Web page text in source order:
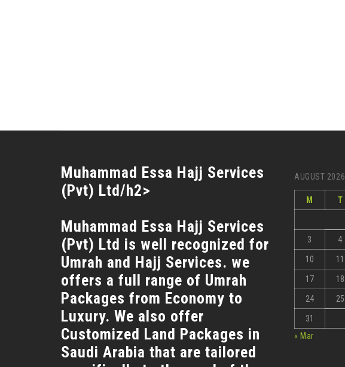
Muhammad Essa Hajj Services
(Pvt) Ltd/h2>
Muhammad Essa Hajj Services
(Pvt) Ltd is well recognized for
Umrah and Hajj Services. we
offers a full range of Umrah
Packages from Economy to
Luxury. We also offer
Customized Land Packages in
Saudi Arabia that are tailored
AUGUST 2026
M T
3 4
10 11
17 18
24 25
31
« Mar